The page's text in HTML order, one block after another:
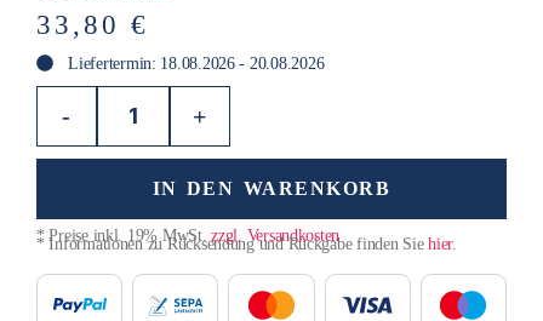
33,80 €
Liefertermin: 18.08.2026 - 20.08.2026
- +
IN DEN WARENKORB
* Preise inkl. 19% MwSt.zzgl. Versandkosten
* Informationen zu Rücksendung und Rückgabe finden Siehier.